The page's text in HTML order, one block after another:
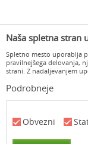
Varovanje osebnih
Pogosta vprašanja
Vračilo kupnine
Odstop od pogodbe
Delovni čas
Kontakt
©2026
Naša spletna stran
Spletno mesto uporablja
pravilnejšega delovanja,
strani. Z nadaljevanjem
Podrobneje
Obvezni